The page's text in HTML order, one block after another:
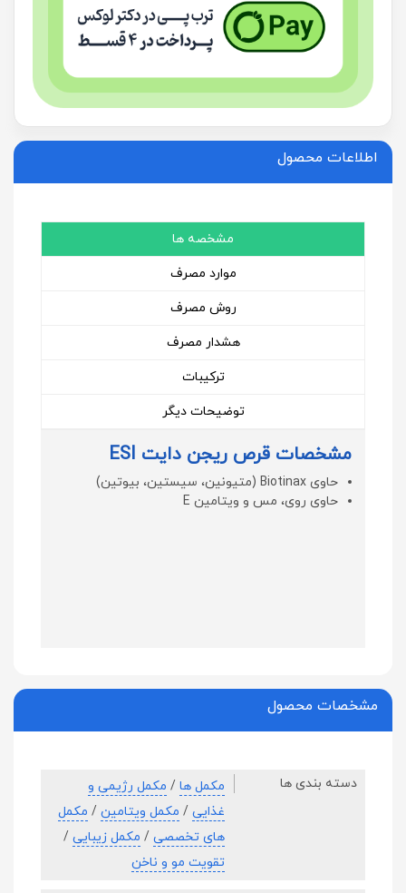
اطلاعات محصول
مشخصه ها
موارد مصرف
روش مصرف
هشدار مصرف
ترکیبات
توضیحات دیگر
مشخصات قرص ریجن دایت ESI
حاوی Biotinax (متیونین، سیستین، بیوتین)
حاوی روی، مس و ویتامین E
مشخصات محصول
دسته بندی ها مکمل ها / مکمل رژیمی و
غذایی / مکمل ویتامین / مکمل
های تخصصی / مکمل زیبایی /
تقویت مو و ناخن